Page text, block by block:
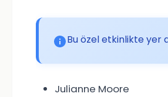
Bu özel etkinlikte yer
Julianne Moore